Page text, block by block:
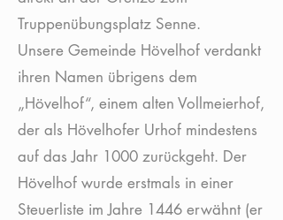
Truppenübungsplatz Senne.
Unsere Gemeinde Hövelhof verdankt
ihren Namen übrigens dem
„Hövelhof“, einem alten Vollmeierhof,
der als Hövelhofer Urhof mindestens
auf das Jahr 1000 zurückgeht. Der
Hövelhof wurde erstmals in einer
Steuerliste im Jahre 1446 erwähnt (er